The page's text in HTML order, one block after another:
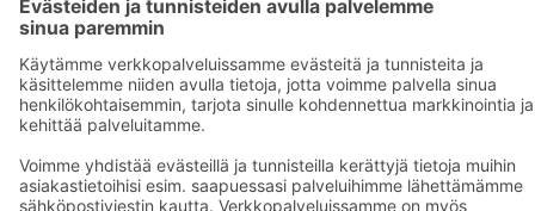
Yhteishyvä Ruoka -sovellus
Prisma.fi
Sokos.fi
S-Pankki
Sokos Hotels
Raflaamo